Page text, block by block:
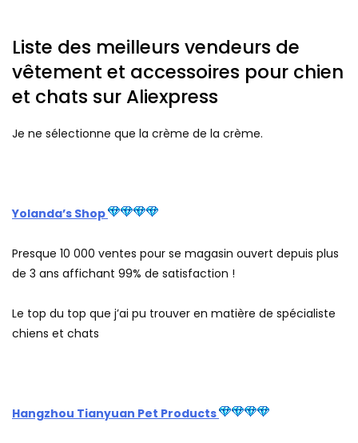
Liste des meilleurs vendeurs de
vêtement et accessoires pour chien
et chats sur Aliexpress
Je ne sélectionne que la crème de la crème.
Yolanda’s Shop
Presque 10 000 ventes pour se magasin ouvert depuis plus
de 3 ans affichant 99% de satisfaction !
Le top du top que j’ai pu trouver en matière de spécialiste
chiens et chats
Hangzhou Tianyuan Pet Products